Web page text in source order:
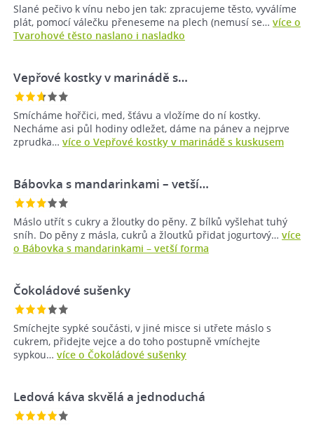
Slané pečivo k vínu nebo jen tak: zpracujeme těsto, vyválíme
plát, pomocí válečku přeneseme na plech (nemusí se… více o
Tvarohové těsto naslano i nasladko
Vepřové kostky v marinádě s…
Smícháme hořčici, med, šťávu a vložíme do ní kostky.
Necháme asi půl hodiny odležet, dáme na pánev a nejprve
zprudka… více o Vepřové kostky v marinádě s kuskusem
Bábovka s mandarinkami – vetší…
Máslo utřít s cukry a žloutky do pěny. Z bílků vyšlehat tuhý
sníh. Do pěny z másla, cukrů a žloutků přidat jogurtový… více
o Bábovka s mandarinkami – vetší forma
Čokoládové sušenky
Smíchejte sypké součásti, v jiné misce si utřete máslo s
cukrem, přidejte vejce a do toho postupně vmíchejte
sypkou… více o Čokoládové sušenky
Ledová káva skvělá a jednoduchá